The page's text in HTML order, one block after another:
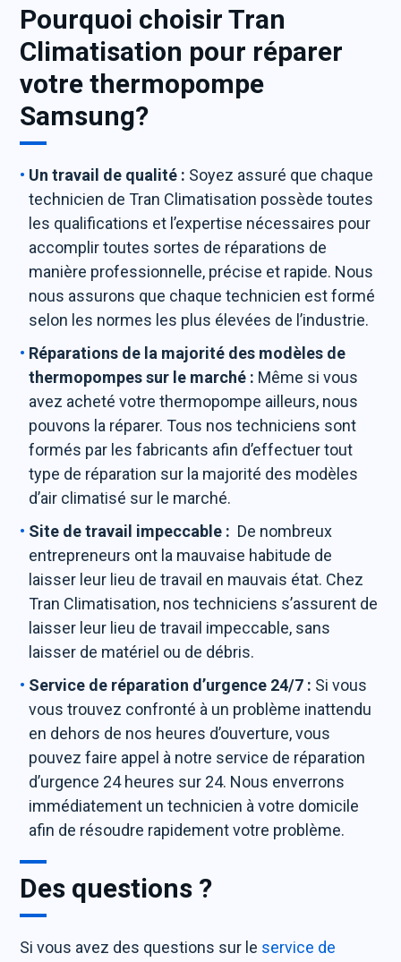
Pourquoi choisir Tran
Climatisation pour réparer
votre thermopompe
Samsung?
Un travail de qualité : Soyez assuré que chaque
technicien de Tran Climatisation possède toutes
les qualifications et l’expertise nécessaires pour
accomplir toutes sortes de réparations de
manière professionnelle, précise et rapide. Nous
nous assurons que chaque technicien est formé
selon les normes les plus élevées de l’industrie.
Réparations de la majorité des modèles de
thermopompes sur le marché : Même si vous
avez acheté votre thermopompe ailleurs, nous
pouvons la réparer. Tous nos techniciens sont
formés par les fabricants afin d’effectuer tout
type de réparation sur la majorité des modèles
d’air climatisé sur le marché.
Site de travail impeccable : De nombreux
entrepreneurs ont la mauvaise habitude de
laisser leur lieu de travail en mauvais état. Chez
Tran Climatisation, nos techniciens s’assurent de
laisser leur lieu de travail impeccable, sans
laisser de matériel ou de débris.
Service de réparation d’urgence 24/7 : Si vous
vous trouvez confronté à un problème inattendu
en dehors de nos heures d’ouverture, vous
pouvez faire appel à notre service de réparation
d’urgence 24 heures sur 24. Nous enverrons
immédiatement un technicien à votre domicile
afin de résoudre rapidement votre problème.
Des questions ?
Si vous avez des questions sur le service de